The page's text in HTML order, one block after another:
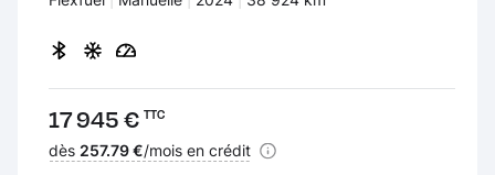
Prix :
17 945 € TTC
Financement :
dès 257.79 €/mois en crédit